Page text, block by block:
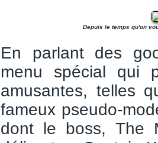
Depuis le temps qu'on
En parlant des
menu spécial qui
amusantes, telles
fameux pseudo-
dont le boss, The